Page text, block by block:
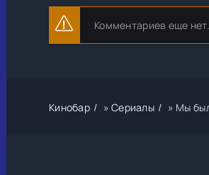
Комментариев еще
Кинобар »Сериалы » Мы